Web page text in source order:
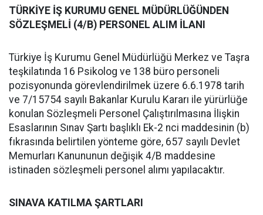
TÜRKİYE İŞ KURUMU GENEL MÜDÜRLÜĞÜNDEN
SÖZLEŞMELİ (4/B) PERSONEL ALIM İLANI
Türkiye İş Kurumu Genel Müdürlüğü Merkez ve Taşra
teşkilatında 16 Psikolog ve 138 büro personeli
pozisyonunda görevlendirilmek üzere 6.6.1978 tarih
ve 7/15754 sayılı Bakanlar Kurulu Kararı ile yürürlüğe
konulan Sözleşmeli Personel Çalıştırılmasına İlişkin
Esaslarının Sınav Şartı başlıklı Ek-2 nci maddesinin (b)
fıkrasında belirtilen yönteme göre, 657 sayılı Devlet
Memurları Kanununun değişik 4/B maddesine
istinaden sözleşmeli personel alımı yapılacaktır.
SINAVA KATILMA ŞARTLARI